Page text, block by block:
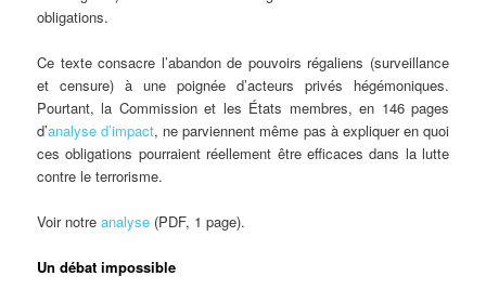
obligations.
Ce texte consacre l’abandon de pouvoirs régaliens (surveillance
et censure) à une poignée d’acteurs privés hégémoniques.
Pourtant, la Commission et les États membres, en 146 pages
d’analyse d’impact, ne parviennent même pas à expliquer en quoi
ces obligations pourraient réellement être efficaces dans la lutte
contre le terrorisme.
Voir notreanalyse (PDF, 1 page).
Un débat impossible